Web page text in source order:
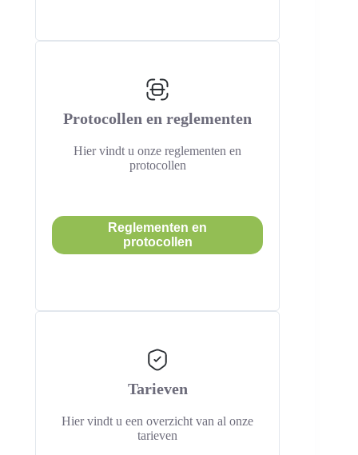
Protocollen en reglementen
Hier vindt u onze reglementen en
protocollen
Reglementen en
protocollen
Tarieven
Hier vindt u een overzicht van al onze
tarieven